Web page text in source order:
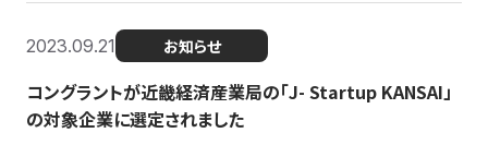
2023.09.21 お知らせ
コングラントが近畿経済産業局の「J- Startup KANSAI」
の対象企業に選定されました